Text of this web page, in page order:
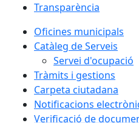
Transparència
Oficines municipals
Catàleg de Serveis
Servei d'ocupació
Tràmits i gestions
Carpeta ciutadana
Notificacions
Verificació de